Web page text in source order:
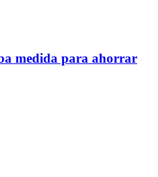
medida para ahorrar